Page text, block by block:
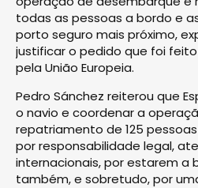
todas as pessoas a bordo e
porto seguro mais próximo,
justificar o pedido que foi feito
pela União Europeia.
Pedro Sánchez reiterou que
o navio e coordenar a
repatriamento de 125
por responsabilidade legal,
internacionais, por estarem a
também, e sobretudo, por